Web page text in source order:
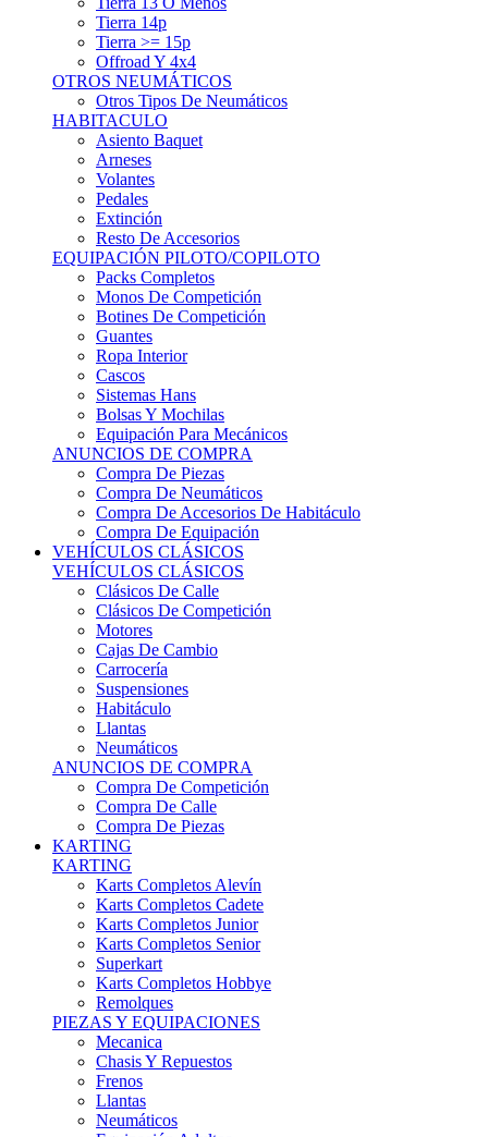
Tierra 14p
Tierra >= 15p
Offroad Y 4x4
OTROS NEUMÁTICOS
Otros Tipos De Neumáticos
HABITACULO
Asiento Baquet
Arneses
Volantes
Pedales
Extinción
Resto De Accesorios
EQUIPACIÓN PILOTO/COPILOTO
Packs Completos
Monos De Competición
Botines De Competición
Guantes
Ropa Interior
Cascos
Sistemas Hans
Bolsas Y Mochilas
Equipación Para Mecánicos
ANUNCIOS DE COMPRA
Compra De Piezas
Compra De Neumáticos
Compra De Accesorios De Habitáculo
Compra De Equipación
VEHÍCULOS CLÁSICOS
VEHÍCULOS CLÁSICOS
Clásicos De Calle
Clásicos De Competición
Motores
Cajas De Cambio
Carrocería
Suspensiones
Habitáculo
Llantas
Neumáticos
ANUNCIOS DE COMPRA
Compra De Competición
Compra De Calle
Compra De Piezas
KARTING
KARTING
Karts Completos Alevín
Karts Completos Cadete
Karts Completos Junior
Karts Completos Senior
Superkart
Karts Completos Hobbye
Remolques
PIEZAS Y EQUIPACIONES
Mecanica
Chasis Y Repuestos
Frenos
Llantas
Neumáticos